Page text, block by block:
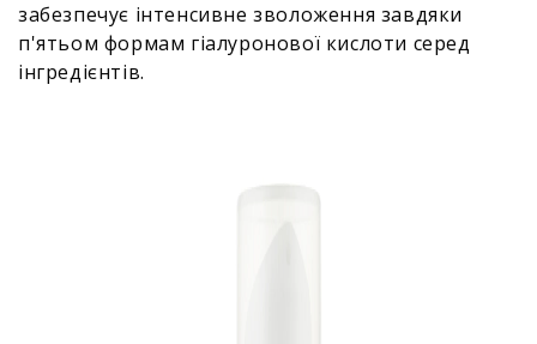
забезпечує інтенсивне зволоження завдяки
п'ятьом формам гіалуронової кислоти серед
інгредієнтів.